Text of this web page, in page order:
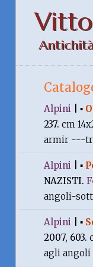
Alpini
▪
237. cm
armir ---
Alpini ▪
NAZISTI.
angoli-
Alpini ▪
2007, 603.
agli angoli